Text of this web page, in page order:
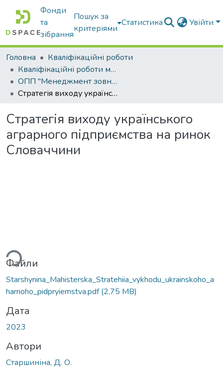
Фонди
та
зібрання
Пошук за
критеріями
Статистика Увійти
Головна
Кваліфікаційні роботи
Кваліфікаційні роботи магістрів
ОПП "Менеджмент зовнішньоекономічної діяльності"
Стратегія виходу українського аграрного підприємства на ринок Словаччини
Стратегія виходу українського
аграрного підприємства на ринок
Словаччини
Вантажиться...
Файли
Starshynina_Mahisterska_Stratehiia_vykhodu_ukrainskoho_a
harnoho_pidpryiemstva.pdf(2,75 MB)
Дата
2023
Автори
Старшиніна, Д. О.